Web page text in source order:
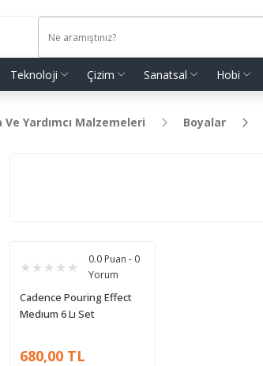
Teknoloji Çizim Sanatsal Hobi
Ve Yardımcı Malzemeleri Boyalar
0.0 Puan - 0
Yorum
Cadence Pouring Effect
Medıum 6 Lı Set
680,00 TL